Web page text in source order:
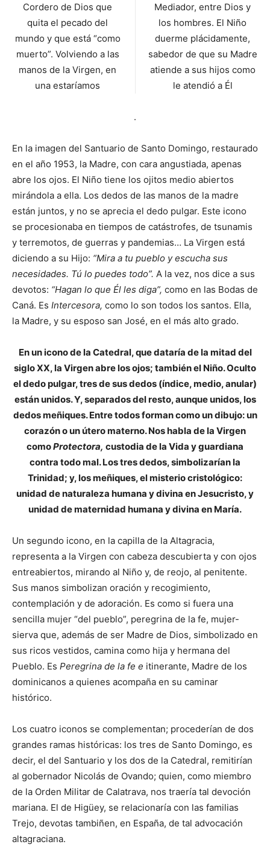
Cordero de Dios que
quita el pecado del
mundo y que está “como
muerto”. Volviendo a las
manos de la Virgen, en
una estaríamos
Mediador, entre Dios y
los hombres. El Niño
duerme plácidamente,
sabedor de que su Madre
atiende a sus hijos como
le atendió a Él
.
En la imagen del Santuario de Santo Domingo, restaurado
en el año 1953, la Madre, con cara angustiada, apenas
abre los ojos. El Niño tiene los ojitos medio abiertos
mirándola a ella. Los dedos de las manos de la madre
están juntos, y no se aprecia el dedo pulgar. Este icono
se procesionaba en tiempos de catástrofes, de tsunamis
y terremotos, de guerras y pandemias… La Virgen está
diciendo a su Hijo: “Mira a tu pueblo y escucha sus
necesidades. Tú lo puedes todo”. A la vez, nos dice a sus
devotos: “Hagan lo que Él les diga”, como en las Bodas de
Caná. Es Intercesora, como lo son todos los santos. Ella,
la Madre, y su esposo san José, en el más alto grado.
En un icono de la Catedral, que dataría de la mitad del
siglo XX, la Virgen abre los ojos; también el Niño. Oculto
el dedo pulgar, tres de sus dedos (índice, medio, anular)
están unidos. Y, separados del resto, aunque unidos, los
dedos meñiques. Entre todos forman como un dibujo: un
corazón o un útero materno. Nos habla de la Virgen
comoProtectora, custodia de la Vida y guardiana
contra todo mal. Los tres dedos, simbolizarían la
Trinidad; y, los meñiques, el misterio cristológico:
unidad de naturaleza humana y divina en Jesucristo, y
unidad de maternidad humana y divina en María.
Un segundo icono, en la capilla de la Altagracia,
representa a la Virgen con cabeza descubierta y con ojos
entreabiertos, mirando al Niño y, de reojo, al penitente.
Sus manos simbolizan oración y recogimiento,
contemplación y de adoración. Es como si fuera una
sencilla mujer “del pueblo”, peregrina de la fe, mujer-
sierva que, además de ser Madre de Dios, simbolizado en
sus ricos vestidos, camina como hija y hermana del
Pueblo. Es Peregrina de la fe e itinerante, Madre de los
dominicanos a quienes acompaña en su caminar
histórico.
Los cuatro iconos se complementan; procederían de dos
grandes ramas históricas: los tres de Santo Domingo, es
decir, el del Santuario y los dos de la Catedral, remitirían
al gobernador Nicolás de Ovando; quien, como miembro
de la Orden Militar de Calatrava, nos traería tal devoción
mariana. El de Higüey, se relacionaría con las familias
Trejo, devotas tambiñen, en España, de tal advocación
altagraciana.